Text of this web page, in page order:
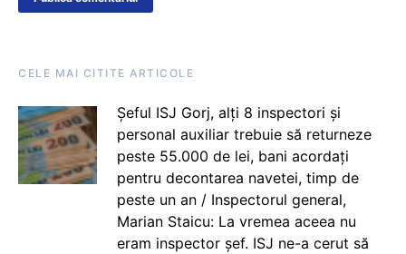
CELE MAI CITITE ARTICOLE
Șeful ISJ Gorj, alți 8 inspectori și
personal auxiliar trebuie să returneze
peste 55.000 de lei, bani acordați
pentru decontarea navetei, timp de
peste un an / Inspectorul general,
Marian Staicu: La vremea aceea nu
eram inspector șef. ISJ ne-a cerut să